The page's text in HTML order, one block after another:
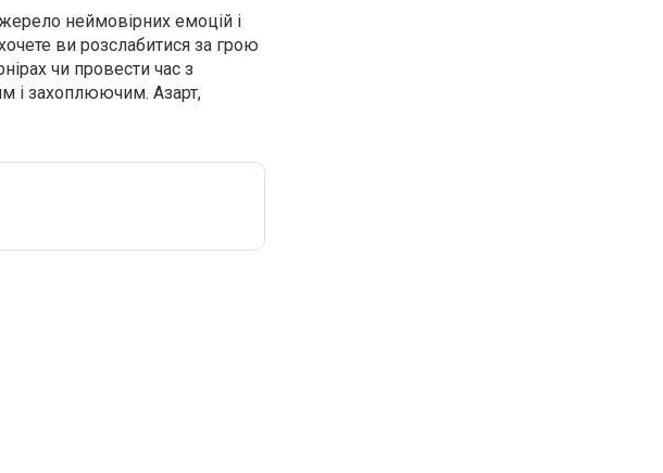
неймовірних емоцій і
ви розслабитися за грою
чи провести час з
і захоплюючим. Азарт,